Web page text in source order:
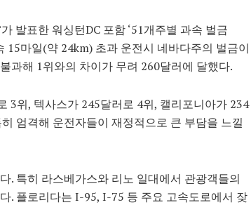
발표한 워싱턴DC 포함 ‘51개주별 과속 벌금
15마일(약 24km) 초과 운전시 네바다주의 벌금이
과해 1위와의 차이가 무려 260달러에 달했다.
3위, 텍사스가 245달러로 4위, 캘리포니아가 234
엄격해 운전자들이 재정적으로 큰 부담을 느낄
. 특히 라스베가스와 리노 일대에서 관광객들의
. 플로리다는 I-95, I-75 등 주요 고속도로에서 잦